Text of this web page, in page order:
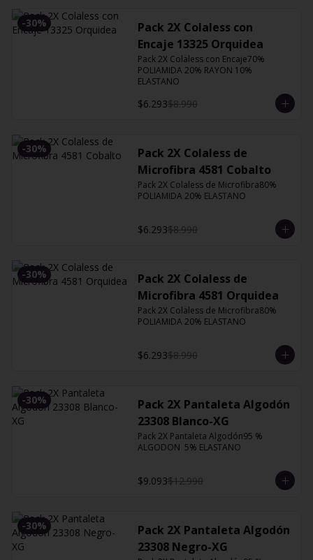
-30%
Pack 2X Colaless con
Encaje 13325 Orquidea
Pack 2X Colaless con Encaje70%
POLIAMIDA 20% RAYON 10%
ELASTANO
$6.293$8.990
-30%
Pack 2X Colaless de
Microfibra 4581 Cobalto
Pack 2X Colaless de Microfibra80%
POLIAMIDA 20% ELASTANO
$6.293$8.990
-30%
Pack 2X Colaless de
Microfibra 4581 Orquidea
Pack 2X Colaless de Microfibra80%
POLIAMIDA 20% ELASTANO
$6.293$8.990
-30%
Pack 2X Pantaleta Algodón
23308 Blanco-XG
Pack 2X Pantaleta Algodón95 %
ALGODON  5% ELASTANO
$9.093$12.990
-30%
Pack 2X Pantaleta Algodón
23308 Negro-XG